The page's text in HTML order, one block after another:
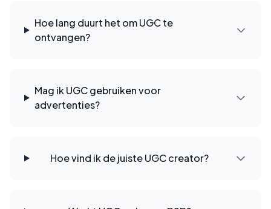
Hoe lang duurt het om UGC te
ontvangen?
Mag ik UGC gebruiken voor
advertenties?
Hoe vind ik de juiste UGC creator?